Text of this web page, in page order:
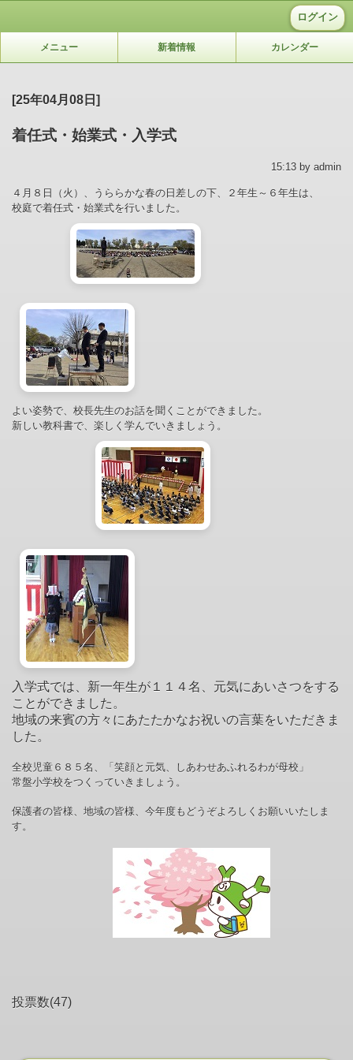
ログイン
メニュー 新着情報 カレンダー
[25年04月08日]
着任式・始業式・入学式
15:13 by admin
４月８日（火）、うららかな春の日差しの下、２年生～６年生は、
校庭で着任式・始業式を行いました。
よい姿勢で、校長先生のお話を聞くことができました。
新しい教科書で、楽しく学んでいきましょう。
入学式では、新一年生が１１４名、元気にあいさつをする
ことができました。
地域の来賓の方々にあたたかなお祝いの言葉をいただきま
した。
全校児童６８５名、「笑顔と元気、しあわせあふれるわが母校」
常盤小学校をつくっていきましょう。
保護者の皆様、地域の皆様、今年度もどうぞよろしくお願いいたしま
す。
投票数(47)